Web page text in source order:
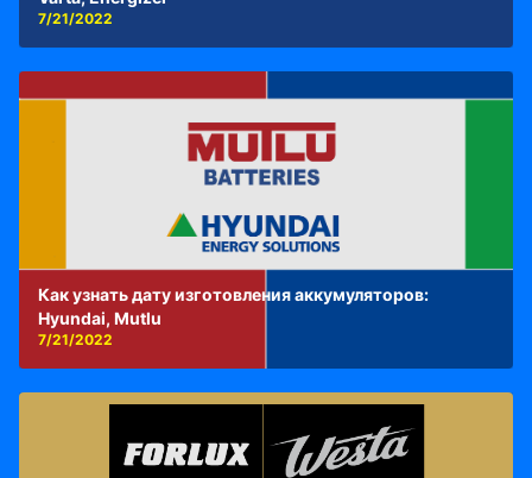
7/21/2022
Как узнать дату изготовления аккумуляторов:
Hyundai, Mutlu
7/21/2022